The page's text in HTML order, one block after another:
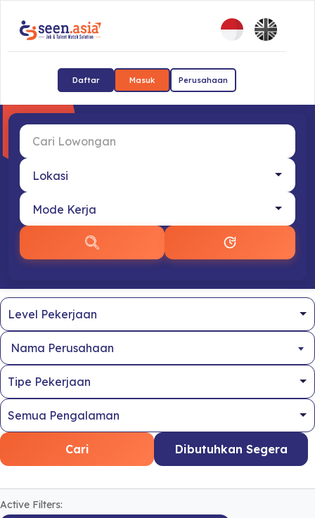
Daftar Masuk Perusahaan
Nama Perusahaan
Cari Dibutuhkan Segera
Active Filters: